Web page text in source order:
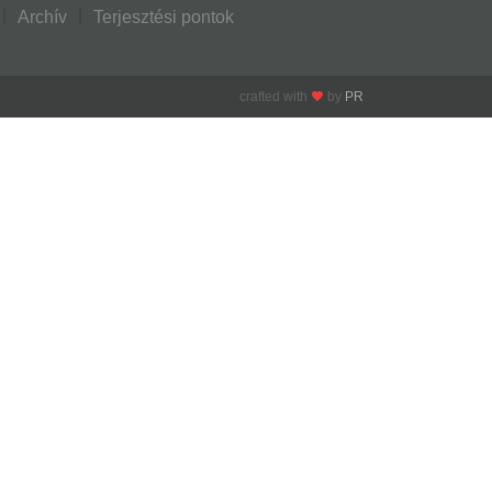
Archív Terjesztési pontok
crafted with by PR